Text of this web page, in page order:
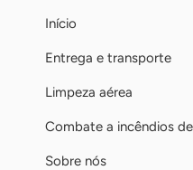
Início
Entrega e transporte
Limpeza aérea
Combate a incêndios
Sobre nós